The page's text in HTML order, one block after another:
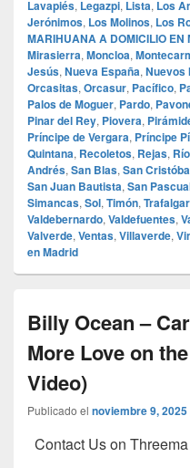
Lavapiés, Legazpi, Lista, Los
Jerónimos, Los Molinos, Los
MARIHUANA A DOMICILIO EN
Mirasierra, Moncloa,
Jesús, Nueva España, Nuevos
Orcasitas, Orcasur, Pacífico,
Palos de Moguer, Pardo,
Pinar del Rey, Piovera,
Príncipe de Vergara, Príncipe
Quintana, Recoletos, Rejas,
Andrés, San Blas, San
San Juan Bautista, San
Simancas, Sol, Timón, Trafalgar
Valdebernardo, Valdefuentes,
Valverde, Ventas, Villaverde,
en Madrid
Billy Ocean –
More Love on
Video)
Publicado el noviembre 9, 2025
Contact Us on Threema